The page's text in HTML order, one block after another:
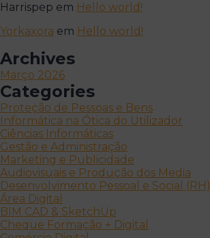
Harrispep em Hello world!
Yorkaxora em Hello world!
Archives
Março 2026
Categories
Proteção de Pessoas e Bens
Informática na Ótica do Utilizador
Ciências Informáticas
Gestão e Administração
Marketing e Publicidade
Audiovisuais e Produção dos Media
Desenvolvimento Pessoal e Social (RH)
Área Digital
BIM CAD & SketchUp
Cheque Formação + Digital